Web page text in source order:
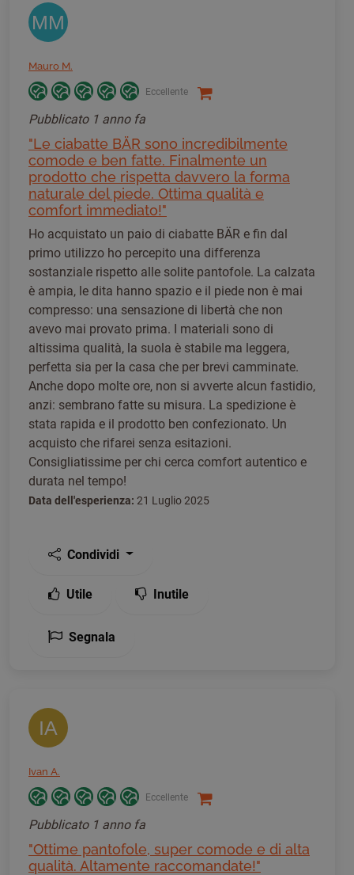
MM
Mauro M.
Eccellente
Pubblicato 1 anno fa
"Le ciabatte BÄR sono incredibilmente
comode e ben fatte. Finalmente un
prodotto che rispetta davvero la forma
naturale del piede. Ottima qualità e
comfort immediato!"
Ho acquistato un paio di ciabatte BÄR e fin dal
primo utilizzo ho percepito una differenza
sostanziale rispetto alle solite pantofole. La calzata
è ampia, le dita hanno spazio e il piede non è mai
compresso: una sensazione di libertà che non
avevo mai provato prima. I materiali sono di
altissima qualità, la suola è stabile ma leggera,
perfetta sia per la casa che per brevi camminate.
Anche dopo molte ore, non si avverte alcun fastidio,
anzi: sembrano fatte su misura. La spedizione è
stata rapida e il prodotto ben confezionato. Un
acquisto che rifarei senza esitazioni.
Consigliatissime per chi cerca comfort autentico e
durata nel tempo!
Data dell'esperienza: 21 Luglio 2025
Condividi
Utile Inutile
Segnala
IA
Ivan A.
Eccellente
Pubblicato 1 anno fa
"Ottime pantofole, super comode e di alta
qualità. Altamente raccomandate!"